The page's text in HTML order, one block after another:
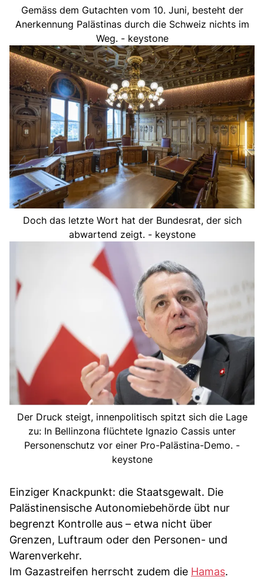
Gemäss dem Gutachten vom 10. Juni, besteht der
Anerkennung Palästinas durch die Schweiz nichts im
Weg. - keystone
Doch das letzte Wort hat der Bundesrat, der sich
abwartend zeigt. - keystone
Der Druck steigt, innenpolitisch spitzt sich die Lage
zu: In Bellinzona flüchtete Ignazio Cassis unter
Personenschutz vor einer Pro-Palästina-Demo. -
keystone
Einziger Knackpunkt: die Staatsgewalt. Die
Palästinensische Autonomiebehörde übt nur
begrenzt Kontrolle aus – etwa nicht über
Grenzen, Luftraum oder den Personen- und
Warenverkehr.
Im Gazastreifen herrscht zudem die Hamas.